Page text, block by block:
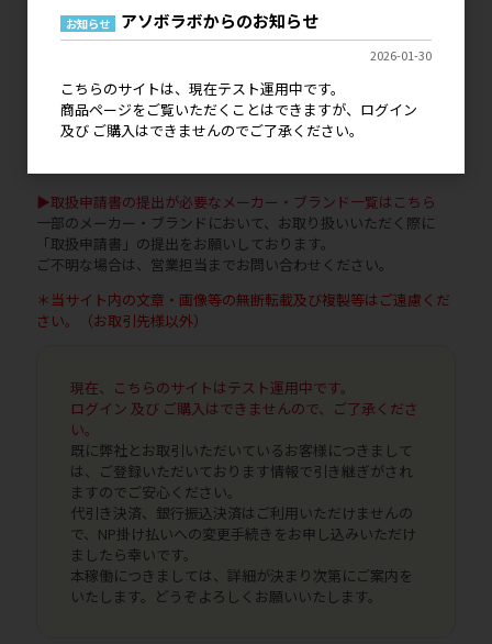
＊表示価格は税抜です
ご発注のタイミングによっては、ご希望の商品が欠品または終売
となっていることがございます。
また、商品をお取り寄せする日数や、欠品商品が再販されるまで
▶取扱申請書の提出が必要なメーカー・ブランド一覧はこちら
一部のメーカー・ブランドにおいて、お取り扱いいただく際に
「取扱申請書」の提出をお願いしております。
ご不明な場合は、営業担当までお問い合わせください。
＊当サイト内の文章・画像等の無断転載及び複製等はご遠慮くだ
さい。（お取引先様以外）
現在、こちらのサイトはテスト運用中です。
ログイン 及び ご購入はできませんので、ご了承くださ
い。
既に弊社とお取引いただいているお客様につきまして
は、ご登録いただいております情報で引き継ぎがされ
ますのでご安心ください。
代引き決済、銀行振込決済はご利用いただけませんの
で、NP掛け払いへの変更手続きをお申し込みいただけ
ましたら幸いです。
本稼働につきましては、詳細が決まり次第にご案内を
いたします。どうぞよろしくお願いいたします。
お知らせ アソボラボからのお知らせ
2026-01-30
こちらのサイトは、現在テスト運用中です。
商品ページをご覧いただくことはできますが、ログイン
及び ご購入はできませんのでご了承ください。